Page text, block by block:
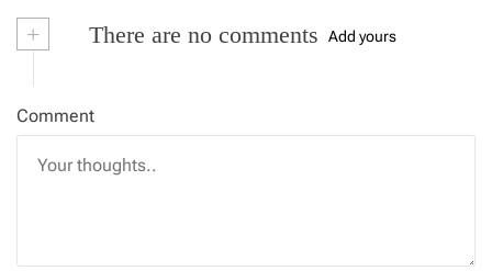
+ There are no comments Add yours
Comment